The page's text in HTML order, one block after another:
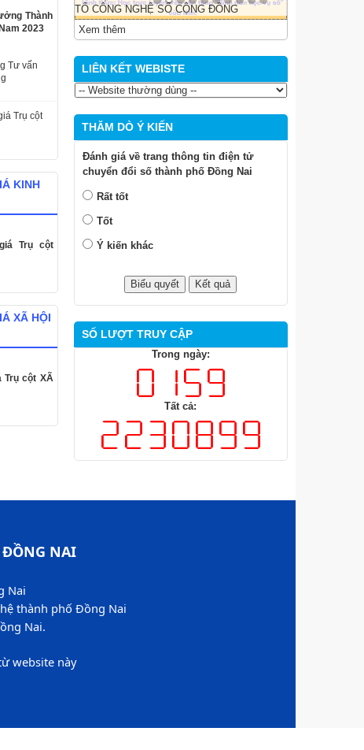
Thành
2023
Tư vấn
Trụ cột
KINH
Trụ cột
XÃ HỘI
Trụ cột XÃ
Rất tốt
Tốt
Ý kiến khác
SỐ LƯỢT TRUY CẬP
Trong ngày:
NAI​
Nai
Nai.​
website này​